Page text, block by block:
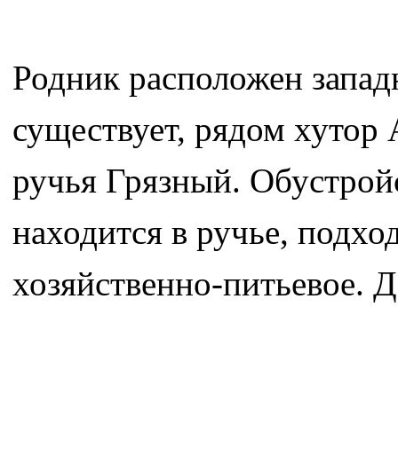
Родник расположен
существует, рядом
ручья Грязный.
находится в ручье,
хозяйственно-питьевое.